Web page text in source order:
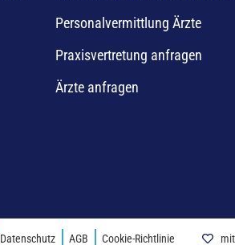
Personalvermittlung Ärzte
Praxisvertretung anfragen
Ärzte anfragen
Datenschutz AGB Cookie-Richtlinie